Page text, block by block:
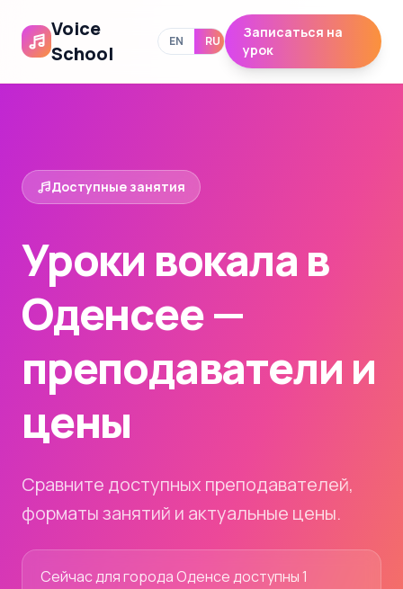
Voice
School
EN RU
Записаться на
урок
Доступные занятия
Уроки вокала в
Оденсее —
преподаватели и
цены
Сравните доступных преподавателей,
форматы занятий и актуальные цены.
Сейчас для города Оденсе доступны 1